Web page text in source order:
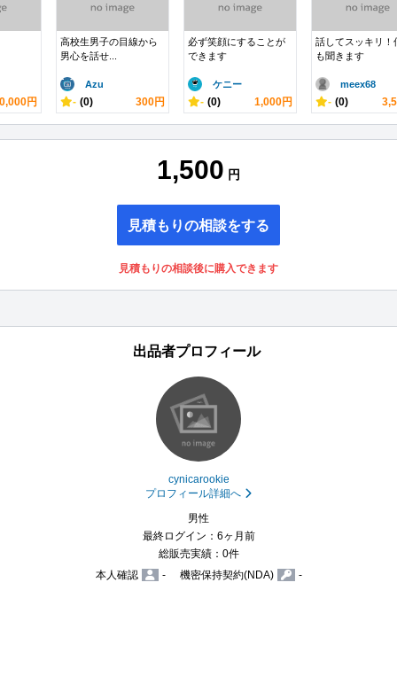
円
高校生男子の目線から
男心を話せ...
Azu
- (0) 300円
必ず笑顔にすることが
できます
ケニー
- (0) 1,000円
話してスッキリ！
も聞きます
meex68
- (0)
1,500 円
見積もりの相談をする
見積もりの相談後に購入できます
出品者プロフィール
cynicarookie
プロフィール詳細へ
男性
最終ログイン：6ヶ月前
総販売実績：0件
本人確認
- 機密保持契約(NDA) -